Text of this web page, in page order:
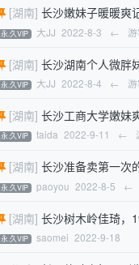
[湖南] 长沙嫩妹子暖暖爽
永.久VIP 大JJ 2022-8-3 ←
[湖南] 长沙湖南个人微胖
永.久VIP 大JJ 2022-8-4 ←
[湖南] 长沙工商大学嫩妹
永.久VIP taida 2022-9-11 ←
[湖南] 长沙准备卖第一次
永.久VIP paoyou 2022-8-5 ←
[湖南] 长沙树木岭佳琦，
永.久VIP saomei 2022-9-18